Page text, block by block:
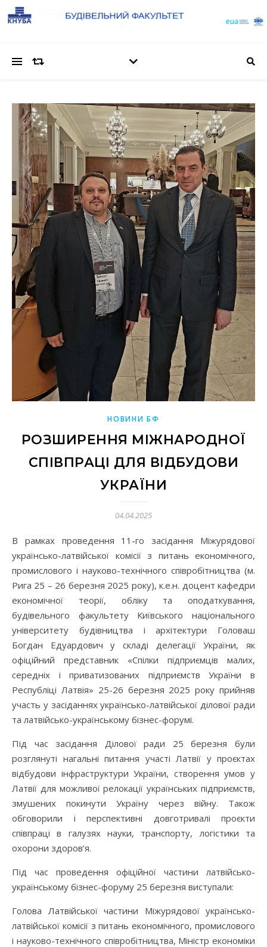
НОВИНИ БФ
РОЗШИРЕННЯ МІЖНАРОДНОЇ
СПІВПРАЦІ ДЛЯ ВІДБУДОВИ
УКРАЇНИ
04.04.2025
В рамках проведення 11-го засідання Міжурядової
українсько-латвійської комісії з питань економічного,
промислового і науково-технічного співробітництва (м.
Рига 25 – 26 березня 2025 року), к.е.н. доцент кафедри
економічної теорії, обліку та оподаткування,
будівельного факультету Київського національного
університету будівництва і архітектури Головаш
Богдан Едуардович у складі делегації України, як
офіційний представник «Спілки підприємців малих,
середніх і приватизованих підприємств України в
Республіці Латвія» 25-26 березня 2025 року прийняв
участь у засіданнях українсько-латвійської ділової ради
та латвійсько-українському бізнес-форумі.
Під час засідання Ділової ради 25 березня були
розглянуті нагальні питання участі Латвії у проєктах
відбудови інфраструктури України, створення умов у
Латвії для можливої релокації українських підприємств,
змушених покинути Україну через війну. Також
обговорили і перспективні довготривалі проєкти
співпраці в галузях науки, транспорту, логістики та
охорони здоров’я.
Під час проведення офіційної частини латвійсько-
українському бізнес-форуму 25 березня виступали:
Голова Латвійської частини Міжурядової українсько-
латвійської комісії з питань економічного, промислового
і науково-технічного співробітництва, Міністр економіки